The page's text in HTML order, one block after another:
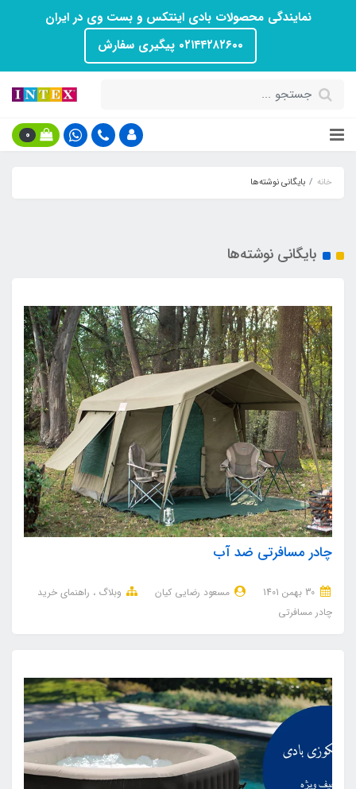
نمایندگی محصولات بادی اینتکس و بست وی در ایران
۰۲۱۴۴۲۸۲۶۰۰ پیگیری سفارش
0
خانه بایگانی نوشته‌ها
بایگانی نوشته‌ها
چادر مسافرتی ضد آب
مسعود رضایی کیان وبلاگ
راهنمای خرید
چادر مسافرتی